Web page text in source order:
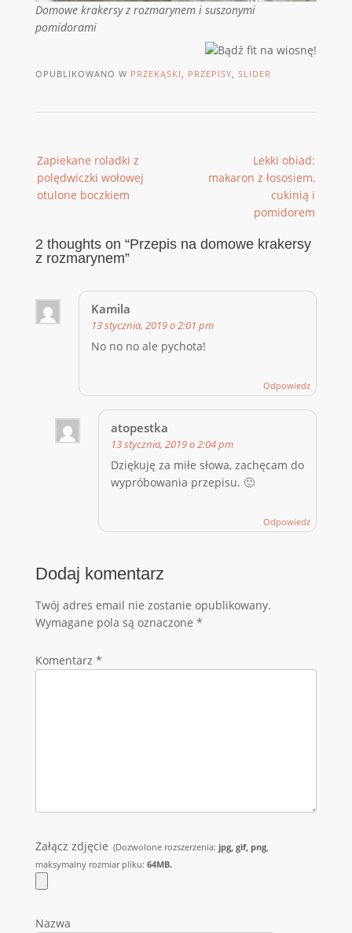
Domowe krakersy z rozmarynem i suszonymi
pomidorami
OPUBLIKOWANO W PRZEKĄSKI PRZEPISY SLIDER
navigation
Zapiekane roladki z
polędwiczki wołowej
otulone boczkiem
Lekki obiad:
makaron z łososiem,
cukinią i
pomidorem
2 thoughts on “Przepis na domowe krakersy
z rozmarynem”
Kamila
13 stycznia, 2019 o 2:01 pm
No no no ale pychota!
Odpowiedz
atopestka
13 stycznia, 2019 o 2:04 pm
Dziękuję za miłe słowa, zachęcam do
wypróbowania przepisu. 🙂
Odpowiedz
Dodaj komentarz
Twój adres email nie zostanie opublikowany.
Wymagane pola są oznaczone *
Komentarz *
Załącz zdjęcie (Dozwolone rozszerzenia: jpg, gif, png,
maksymalny rozmiar pliku: 64MB.
Nazwa